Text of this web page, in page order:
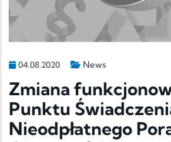
04.08.2020 News
Zmiana
Punktu
Nieodpłatnego